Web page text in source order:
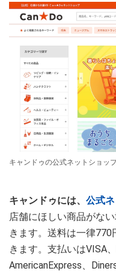
キャンドゥの公式ネットショッ
キャンドゥには、 公式
店舗にほしい商品がな
きます。送料は一律
きます。支払いはVISA
AmericanExpress、